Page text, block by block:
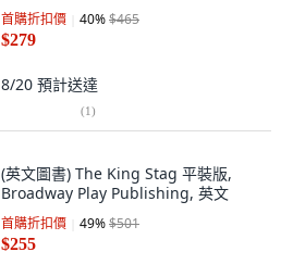
首購折扣價 40%$465
$279
8/20 預計送達
(1)
(英文圖書) The King Stag 平裝版,
Broadway Play Publishing, 英文
首購折扣價 49%$501
$255